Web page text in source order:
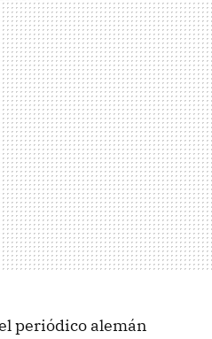
periódico alemán